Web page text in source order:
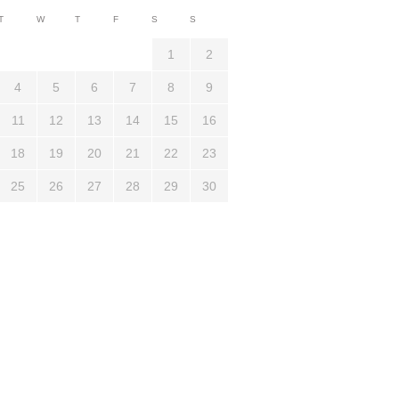
W T F S S
1 2
4 5 6 7 8 9
11 12 13 14 15 16
18 19 20 21 22 23
25 26 27 28 29 30